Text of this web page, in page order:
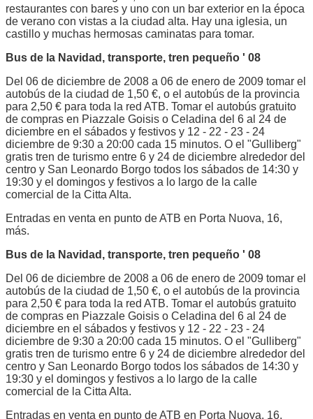
restaurantes con bares y uno con un bar exterior en la época
de verano con vistas a la ciudad alta. Hay una iglesia, un
castillo y muchas hermosas caminatas para tomar.
Bus de la Navidad, transporte, tren pequeño ' 08
Del 06 de diciembre de 2008 a 06 de enero de 2009 tomar el
autobús de la ciudad de 1,50 €, o el autobús de la provincia
para 2,50 € para toda la red ATB. Tomar el autobús gratuito
de compras en Piazzale Goisis o Celadina del 6 al 24 de
diciembre en el sábados y festivos y 12 - 22 - 23 - 24
diciembre de 9:30 a 20:00 cada 15 minutos. O el "Gulliberg"
gratis tren de turismo entre 6 y 24 de diciembre alrededor del
centro y San Leonardo Borgo todos los sábados de 14:30 y
19:30 y el domingos y festivos a lo largo de la calle
comercial de la Citta Alta.
Entradas en venta en punto de ATB en Porta Nuova, 16,
más.
Bus de la Navidad, transporte, tren pequeño ' 08
Del 06 de diciembre de 2008 a 06 de enero de 2009 tomar el
autobús de la ciudad de 1,50 €, o el autobús de la provincia
para 2,50 € para toda la red ATB. Tomar el autobús gratuito
de compras en Piazzale Goisis o Celadina del 6 al 24 de
diciembre en el sábados y festivos y 12 - 22 - 23 - 24
diciembre de 9:30 a 20:00 cada 15 minutos. O el "Gulliberg"
gratis tren de turismo entre 6 y 24 de diciembre alrededor del
centro y San Leonardo Borgo todos los sábados de 14:30 y
19:30 y el domingos y festivos a lo largo de la calle
comercial de la Citta Alta.
Entradas en venta en punto de ATB en Porta Nuova, 16,